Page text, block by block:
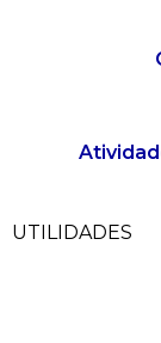
UTILIDADES